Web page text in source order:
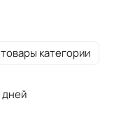
категории
дней